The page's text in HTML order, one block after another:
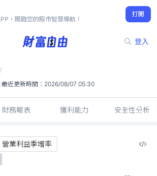
，開啟您的股市智慧導航！
打開
登入
488.00
0%
最近更新時間： 2026/08/07 05:30
財務報表 獲利能力 安全性分析
營業利益季增率